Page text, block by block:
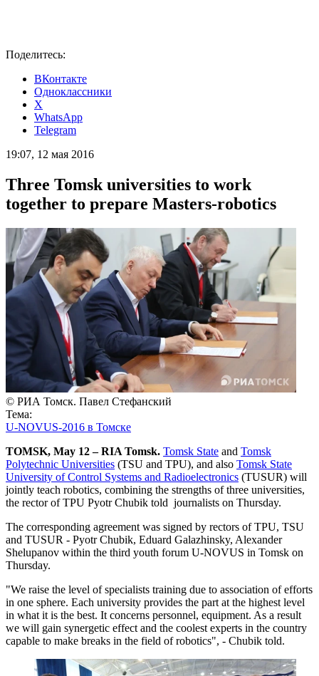
Поделитесь:
ВКонтакте
Одноклассники
X
WhatsApp
Telegram
19:07, 12 мая 2016
Three Tomsk universities to work
together to prepare Masters-robotics
© РИА Томск. Павел Стефанский
Тема:
U-NOVUS-2016 в Томске
TOMSK, May 12 – RIA Tomsk. Tomsk State and Tomsk
Polytechnic Universities (TSU and TPU), and also Tomsk State
University of Control Systems and Radioelectronics (TUSUR) will
jointly teach robotics, combining the strengths of three universities,
the rector of TPU Pyotr Chubik told journalists on Thursday.
The corresponding agreement was signed by rectors of TPU, TSU
and TUSUR - Pyotr Chubik, Eduard Galazhinsky, Alexander
Shelupanov within the third youth forum U-NOVUS in Tomsk on
Thursday.
"We raise the level of specialists training due to association of efforts
in one sphere. Each university provides the part at the highest level
in what it is the best. It concerns personnel, equipment. As a result
we will gain synergetic effect and the coolest experts in the country
capable to make breaks in the field of robotics", - Chubik told.